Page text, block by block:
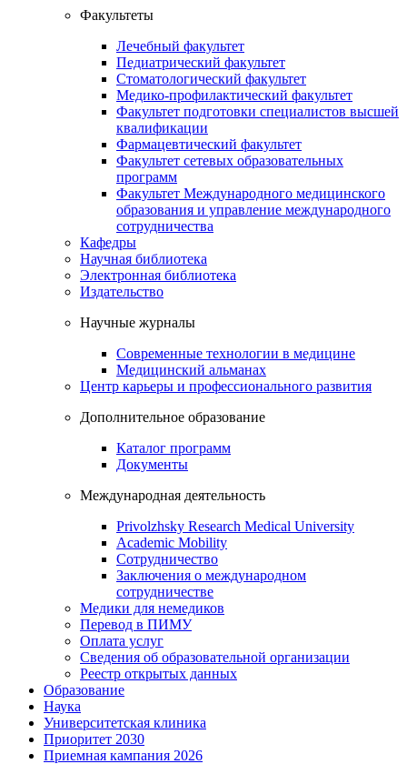
Факультеты
Лечебный факультет
Педиатрический факультет
Стоматологический факультет
Медико-профилактический факультет
Факультет подготовки специалистов высшей
квалификации
Фармацевтический факультет
Факультет сетевых образовательных
программ
Факультет Международного медицинского
образования и управление международного
сотрудничества
Кафедры
Научная библиотека
Электронная библиотека
Издательство
Научные журналы
Современные технологии в медицине
Медицинский альманах
Центр карьеры и профессионального развития
Дополнительное образование
Каталог программ
Документы
Международная деятельность
Privolzhsky Research Medical University
Academic Mobility
Сотрудничество
Заключения о международном
сотрудничестве
Медики для немедиков
Перевод в ПИМУ
Оплата услуг
Сведения об образовательной организации
Реестр открытых данных
Образование
Наука
Университетская клиника
Приоритет 2030
Приемная кампания 2026